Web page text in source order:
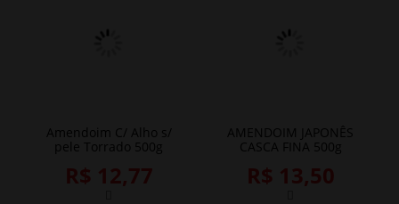
Amendoim C/ Alho s/
pele Torrado 500g
R$ 12,77
AMENDOIM JAPONÊS
CASCA FINA 500g
R$ 13,50